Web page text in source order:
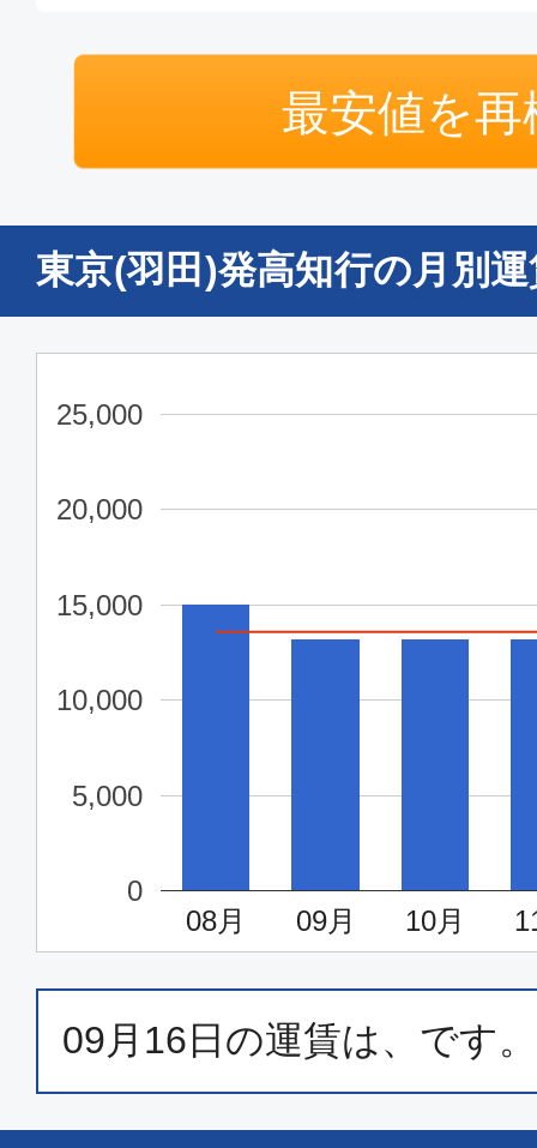
普通席
東京(羽田)
高知
JAL495
東京(羽田)
14:05
高知
JAL497
普通席
16:55
18:55
ANA561
エコノミー
08:00
エコノミー
最安値を再
東京(羽田)発高知行の月別
08月 09月 10月
0
5,000
10,000
15,000
20,000
25,000
09月16日 の運賃は、 です。